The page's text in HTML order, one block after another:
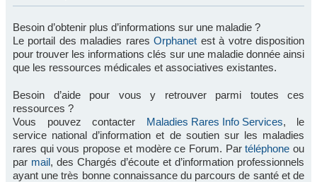
Besoin d’obtenir plus d’informations sur une maladie ?
Le portail des maladies raresOrphanet est à votre disposition
pour trouver les informations clés sur une maladie donnée ainsi
que les ressources médicales et associatives existantes.
Besoin d’aide pour vous y retrouver parmi toutes ces
ressources ?
Vous pouvez contacter Maladies Rares Info Services, le
service national d’information et de soutien sur les maladies
rares qui vous propose et modère ce Forum. Partéléphone ou
par mail, des Chargés d’écoute et d’information professionnels
ayant une très bonne connaissance du parcours de santé et de